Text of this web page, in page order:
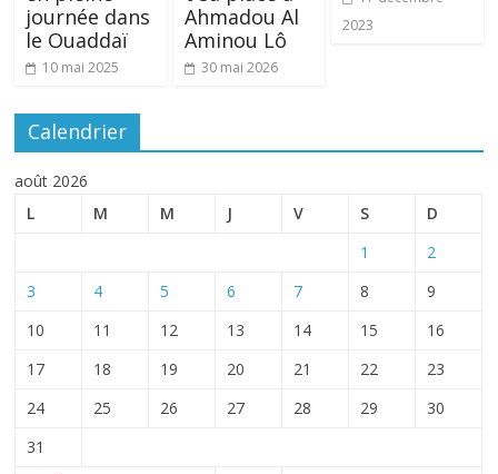
journée dans
le Ouaddaï
10 mai 2025
Ahmadou Al
Aminou Lô
30 mai 2026
2023
Calendrier
août 2026
L
M M J V S D
1
2
3
4 5 6 7 8
9
10
11 12 13 14 15
16
17
18 19 20 21 22
23
24
25 26 27 28 29
30
31